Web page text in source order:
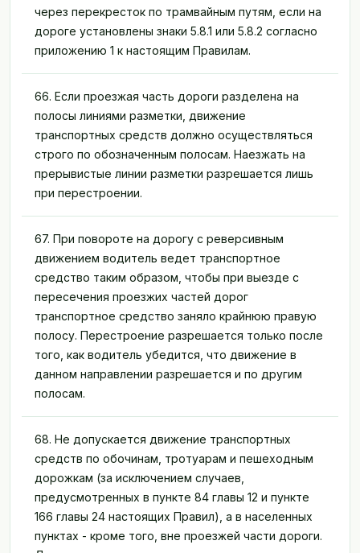
через перекресток по трамвайным путям, если на
дороге установлены знаки 5.8.1 или 5.8.2 согласно
приложению 1 к настоящим Правилам.
66. Если проезжая часть дороги разделена на
полосы линиями разметки, движение
транспортных средств должно осуществляться
строго по обозначенным полосам. Наезжать на
прерывистые линии разметки разрешается лишь
при перестроении.
67. При повороте на дорогу с реверсивным
движением водитель ведет транспортное
средство таким образом, чтобы при выезде с
пересечения проезжих частей дорог
транспортное средство заняло крайнюю правую
полосу. Перестроение разрешается только после
того, как водитель убедится, что движение в
данном направлении разрешается и по другим
полосам.
68. Не допускается движение транспортных
средств по обочинам, тротуарам и пешеходным
дорожкам (за исключением случаев,
предусмотренных в пункте 84 главы 12 и пункте
166 главы 24 настоящих Правил), а в населенных
пунктах - кроме того, вне проезжей части дороги.